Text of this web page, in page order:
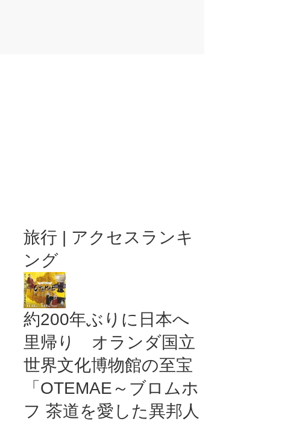
旅行 | アクセスランキ
ング
約200年ぶりに日本へ
里帰り オランダ国立
世界文化博物館の至宝
「OTEMAE～ブロムホ
フ 茶道を愛した異邦人